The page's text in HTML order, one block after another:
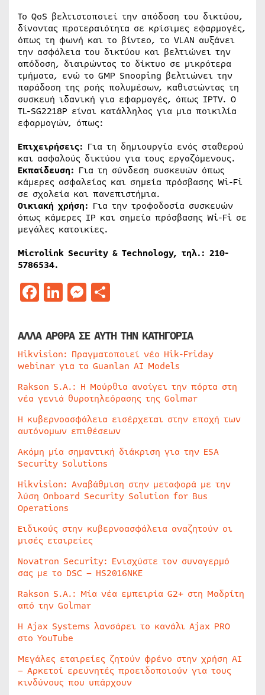
Το QoS βελτιστοποιεί την απόδοση του δικτύου,
δίνοντας προτεραιότητα σε κρίσιμες εφαρμογές,
όπως τη φωνή και το βίντεο, το VLAN αυξάνει
την ασφάλεια του δικτύου και βελτιώνει την
απόδοση, διαιρώντας το δίκτυο σε μικρότερα
τμήματα, ενώ το GMP Snooping βελτιώνει την
παράδοση της ροής πολυμέσων, καθιστώντας τη
συσκευή ιδανική για εφαρμογές, όπως IPTV. Ο
TL-SG2218P είναι κατάλληλος για μια ποικιλία
εφαρμογών, όπως:
Επιχειρήσεις: Για τη δημιουργία ενός σταθερού
και ασφαλούς δικτύου για τους εργαζόμενους.
Εκπαίδευση: Για τη σύνδεση συσκευών όπως
κάμερες ασφαλείας και σημεία πρόσβασης Wi-Fi
σε σχολεία και πανεπιστήμια.
Οικιακή χρήση: Για την τροφοδοσία συσκευών
όπως κάμερες IP και σημεία πρόσβασης Wi-Fi σε
μεγάλες κατοικίες.
Microlink Security & Technology, τηλ.: 210-
5786534.
Facebook
LinkedIn
Messenger
ΑΛΛΑ ΑΡΘΡΑ ΣΕ ΑΥΤΗ ΤΗΝ ΚΑΤΗΓΟΡΙΑ
Hikvision: Πραγματοποιεί νέο Hik-Friday
webinar για τα Guanlan AI Models
Rakson S.A.: Η Μούρθια ανοίγει την πόρτα στη
νέα γενιά θυροτηλεόρασης της Golmar
Η κυβερνοασφάλεια εισέρχεται στην εποχή των
αυτόνομων επιθέσεων
Ακόμη μία σημαντική διάκριση για την ESA
Security Solutions
Hikvision: Αναβάθμιση στην μεταφορά με την
λύση Onboard Security Solution for Bus
Operations
Ειδικούς στην κυβερνοασφάλεια αναζητούν οι
μισές εταιρείες
Novatron Security: Ενισχύστε τον συναγερμό
σας με το DSC – HS2016NKE
Rakson S.A.: Μία νέα εμπειρία G2+ στη Μαδρίτη
από την Golmar
Η Ajax Systems λανσάρει το κανάλι Ajax PRO
στο YouTube
Μεγάλες εταιρείες ζητούν φρένο στην χρήση AI
– Αρκετοί ερευνητές προειδοποιούν για τους
κινδύνους που υπάρχουν